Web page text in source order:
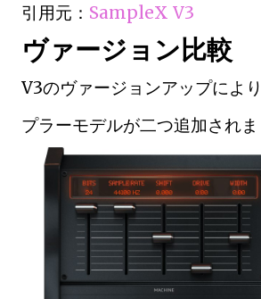
引用元： SampleX V3
ヴァージョン比較
V3のヴァージョンアップによ
プラーモデルが二つ追加されま